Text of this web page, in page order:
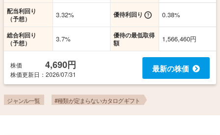
配当利回り
（予想）
3.32% 優待利回り 0.38%
総合利回り
（予想）
3.7%
優待の最低取得
額
1,566,460円
株価 4,690円
株価更新日 ：2026/07/31
最新の株価
ジャンル一覧 #種類が定まらないカタログギフト